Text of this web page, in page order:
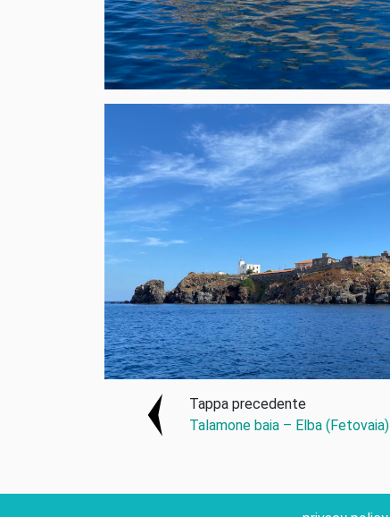
Tappa precedente
Talamone baia – Elba (Fetovaia)